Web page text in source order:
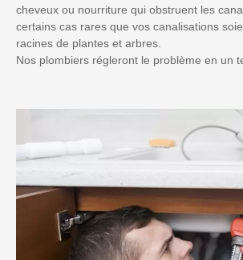
cheveux ou nourriture qui obstruent les
certains cas rares que vos canalisations
racines de plantes et arbres.
Nos plombiers régleront le problème en un